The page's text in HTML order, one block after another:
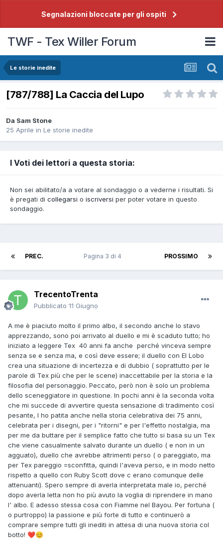
Segnalazioni bloccate per gli ospiti
TWF - Tex Willer Forum
Le storie inedite
[787/788] La Caccia del Lupo
Da Sam Stone
25 Aprile in Le storie inedite
I Voti dei lettori a questa storia:
Non sei abilitato/a a votare al sondaggio o a vederne i risultati. Si
è pregati di collegarsi o iscriversi per poter votare in questo
sondaggio.
PREC. PROSSIMO
Pagina 3 di 4
TrecentoTrenta
Pubblicato 11 Giugno
A me è piaciuto molto il primo albo, il secondo anche lo stavo
apprezzando, sono poi arrivato al duello e mi è scaduto tutto; ho
iniziato a leggere Tex 40 anni fa anche perché vinceva sempre
senza se e senza ma, e così deve essere; il duello con El Lobo
crea una situazione di incertezza e di dubbio ( soprattutto per le
parole di Tex più che per le scene) inaccettabile per la storia e la
filosofia del personaggio. Peccato, però non è solo un problema
dello sceneggiatore in questione. In pochi anni è la seconda volta
che mi succede di avvertire questa sensazione di tradimento così
pesante, l ho patita anche nella storia celebrativa dei 75 anni,
celebrata per i disegni, per i "ritorni" e per l'effetto nostalgia, ma
per me da buttare per il semplice fatto che tutto si basa su un Tex
che viene casualmente salvato durante un duello ( e non in un
agguato), duello che avrebbe altrimenti perso ( o pareggiato, ma
per Tex pareggio =sconfitta, quindi l'aveva perso, e in modo netto
rispetto a quello con Ruby Scott dove c erano comunque delle
attenuanti). Spero sempre di averla interpretata male io, perché
dopo averla letta non ho più avuto la voglia di riprendere in mano
l' albo. E adesso stessa cosa con Fiamme nel Bayou. Per fortuna (
o purtroppo) la passione e più forte di tutto e continuerò a
comprare sempre tutti gli inediti in attesa di una nuova storia col
botto! ❤️😊